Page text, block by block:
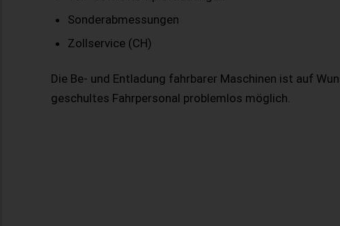
Sonderabmessungen
Zollservice (CH)
Die Be- und Entladung fahrbarer Maschinen ist auf
geschultes Fahrpersonal problemlos möglich.